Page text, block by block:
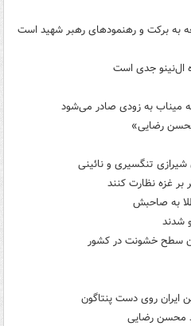
به برکت و رهنمودهای رهبر شهید است
ال‌نینو جدی است
میناب به زودی صادر می‌شود
رضایی»
شیرازی تنگسیری و نائینی
بر غزه نظارت کنند
به صاحبش
سطح خشونت در کشور
محسن رضایی